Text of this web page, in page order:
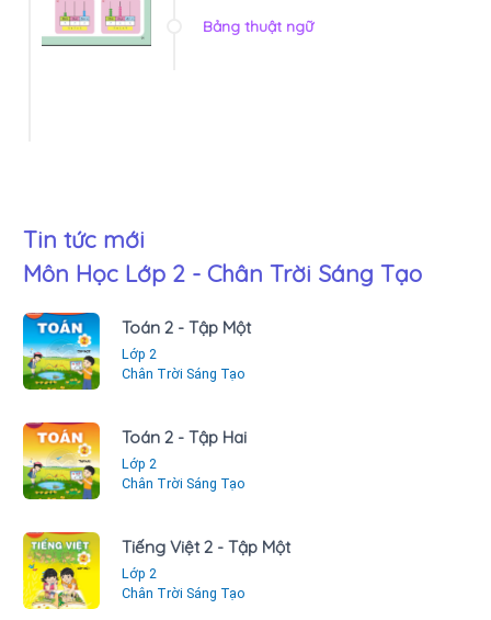
Bảng thuật ngữ
Tin tức mới
Môn Học Lớp 2 - Chân Trời Sáng Tạo
Toán 2 - Tập Một
Lớp 2
Chân Trời Sáng Tạo
Toán 2 - Tập Hai
Lớp 2
Chân Trời Sáng Tạo
Tiếng Việt 2 - Tập Một
Lớp 2
Chân Trời Sáng Tạo